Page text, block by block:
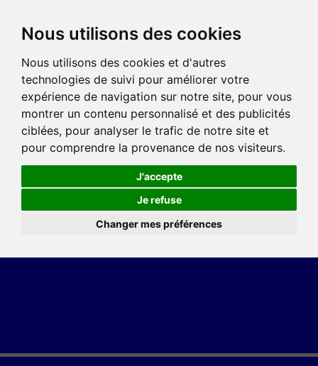
Nous utilisons des cookies
Nous utilisons des cookies et d'autres
technologies de suivi pour améliorer votre
expérience de navigation sur notre site, pour vous
montrer un contenu personnalisé et des publicités
ciblées, pour analyser le trafic de notre site et
pour comprendre la provenance de nos visiteurs.
J'accepte
Je refuse
Changer mes préférences